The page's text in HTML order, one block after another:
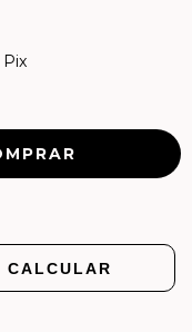
CALCULAR